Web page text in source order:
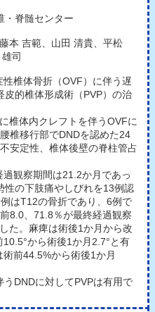
・脊髄センター
本 吉範、山田 清貴、平松
司
性椎体骨折（OVF）に伴う遅
皮的椎体形成術（PVP）の治
椎体内クレフトを伴うOVFに
椎移行部でDNDを認めた24
安定性、椎体後壁の脊柱管占
過観察期間は21.2か月であっ
性の下肢痛やしびれを13例認
はT12の骨折であり、6例で
8.0、71.8％が最終経過観察
た。麻痺は術後1か月から改
から術後1か月2.7°と有
前44.5%から術後1か月
うDNDに対してPVPは有用で